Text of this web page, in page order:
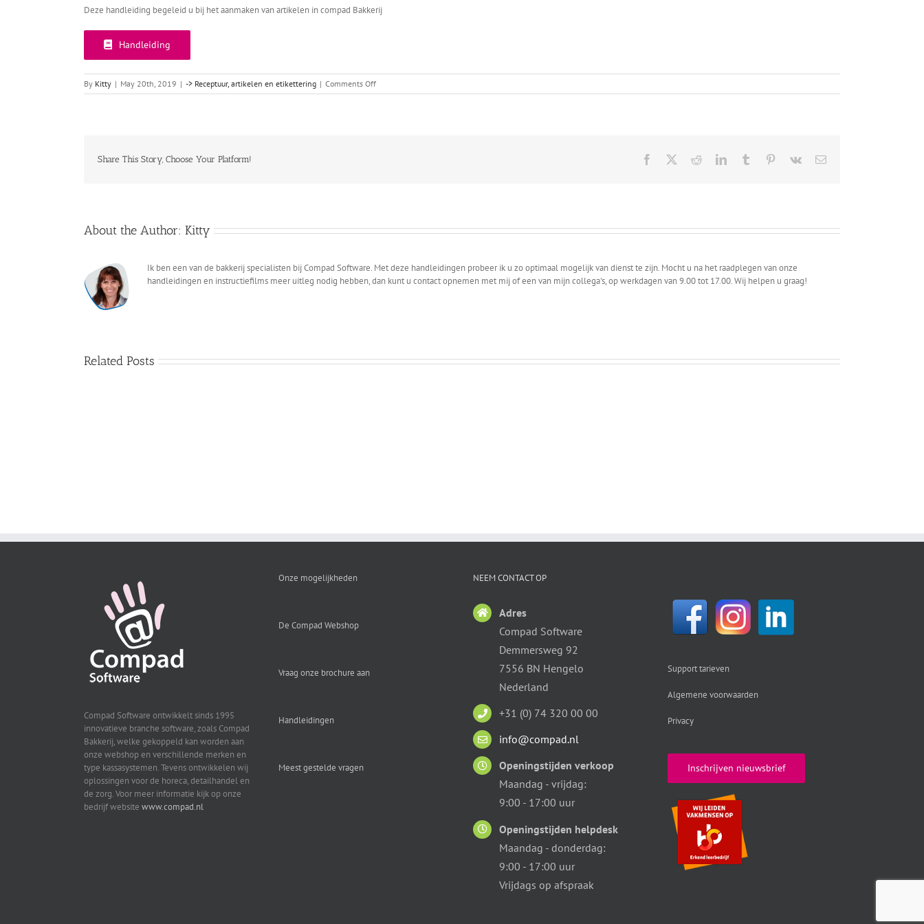
Deze handleiding begeleid u bij het aanmaken van artikelen in compad Bakkerij
Handleiding
By Kitty | May 20th, 2019 | -> Receptuur, artikelen en etikettering | Comments Offon
Artikelen
Share This Story, Choose Your Platform! Facebook RedditLinkedInTumblr Pinterest
Vk Email
About the Author: Kitty
Ik ben een van de bakkerij specialisten bij Compad Software. Met deze handleidingen probeer ik u zo optimaal mogelijk van dienst te zijn. Mocht u na het raadplegen van onze
handleidingen en instructiefilms meer uitleg nodig hebben, dan kunt u contact opnemen met mij of een van mijn collega's, op werkdagen van 9.00 tot 17.00. Wij helpen u graag!
Related Posts
Compad Software ontwikkelt sinds 1995
innovatieve branche software, zoals Compad
Bakkerij, welke gekoppeld kan worden aan
onze webshop en verschillende merken en
type kassasystemen. Tevens ontwikkelen wij
oplossingen voor de horeca, detailhandel en
de zorg. Voor meer informatie kijk op onze
bedrijf website www.compad.nl
Onze mogelijkheden
De Compad Webshop
Vraag onze brochure aan
Handleidingen
Meest gestelde vragen
NEEM CONTACT OP
Adres
Compad Software
Demmersweg 92
7556 BN Hengelo
Nederland
+31 (0) 74 320 00 00
info@compad.nl
Openingstijden verkoop
Maandag - vrijdag:
9:00 - 17:00 uur
Openingstijden helpdesk
Maandag - donderdag:
9:00 - 17:00 uur
Vrijdags op afspraak
Support tarieven
Algemene voorwaarden
Privacy
Inschrijven nieuwsbrief